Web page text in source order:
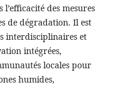
des mesures
de dégradation. Il est
interdisciplinaires et
intégrées,
locales pour
humides,